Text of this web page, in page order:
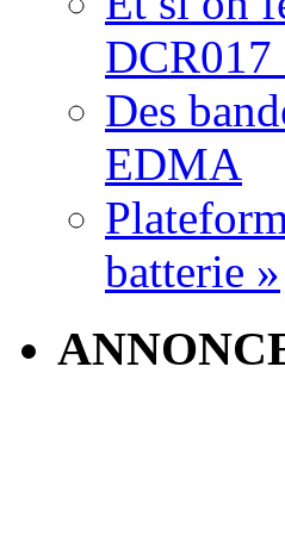
DCR017
Des
EDMA
batterie »